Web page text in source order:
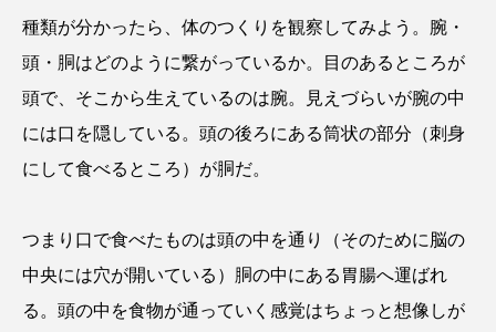
種類が分かったら、体のつくりを観察してみよう。腕・
頭・胴はどのように繋がっているか。目のあるところが
頭で、そこから生えているのは腕。見えづらいが腕の中
には口を隠している。頭の後ろにある筒状の部分（刺身
にして食べるところ）が胴だ。
つまり口で食べたものは頭の中を通り（そのために脳の
中央には穴が開いている）胴の中にある胃腸へ運ばれ
る。頭の中を食物が通っていく感覚はちょっと想像しが